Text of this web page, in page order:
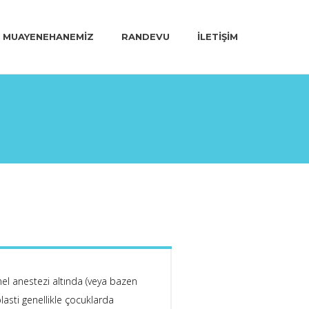
MUAYENEHANEMIZ RANDEVU İLETIŞIM
anestezi altında (veya bazen
genellikle çocuklarda